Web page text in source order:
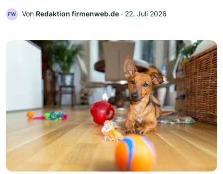
FW Von Redaktion firmenweb.de ‧ 22. Juli 2026